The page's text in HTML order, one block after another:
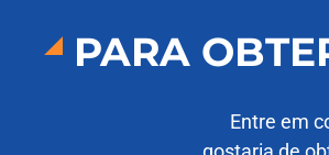
PARA
Entre em